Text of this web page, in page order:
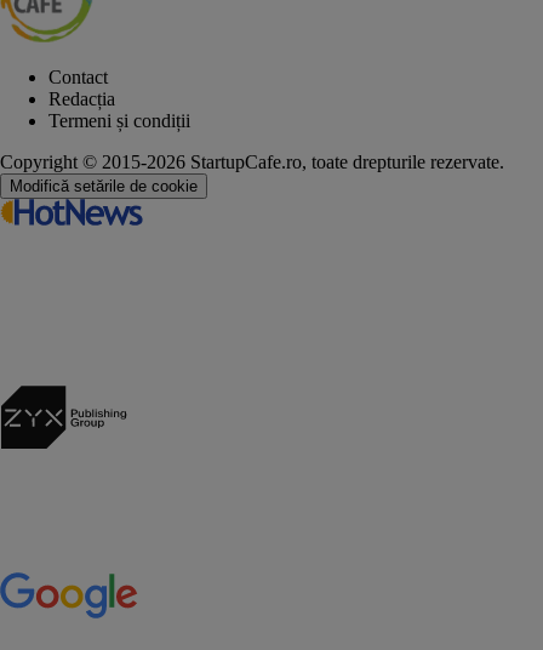
Contact
Redacția
Termeni și condiții
Copyright © 2015-2026 StartupCafe.ro, toate drepturile rezervate.
Modifică setările de cookie